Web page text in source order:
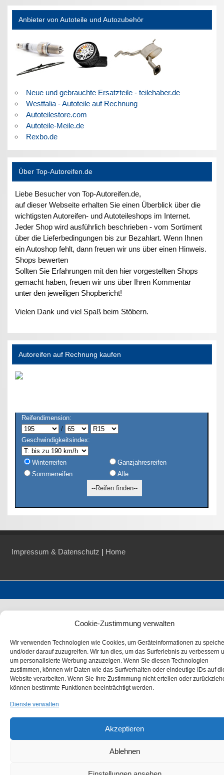
Cookie-Zustimmung verwalten
Wir verwenden Technologien wie Cookies, um Geräteinformationen zu
und/oder darauf zuzugreifen. Wir tun dies, um das Surferlebnis zu verbessern
um personalisierte Werbung anzuzeigen. Wenn Sie diesen Technologien
zustimmen, können wir Daten wie das Surfverhalten oder eindeutige IDs auf
Website verarbeiten. Wenn Sie Ihre Zustimmung nicht erteilen oder
können bestimmte Funktionen beeinträchtigt werden.
Dienste verwalten
Akzeptieren
Ablehnen
Anbieter von Autoteile und Autozubehör
Neue und gebrauchte Ersatzteile - teilehaber.de
Westfalia - Autoteile auf Rechnung
Autoteilestore.com
Autoteile-Meile.de
Rexbo.de
Über Top-Autoreifen.de
Liebe Besucher von Top-Autoreifen.de,
auf dieser Webseite erhalten Sie einen Überblick über die
wichtigsten Autoreifen- und Autoteileshops im Internet.
Jeder Shop wird ausführlich beschrieben - vom Sortiment
über die Lieferbedingungen bis zur Bezahlart. Wenn Ihnen
ein Autoshop fehlt, dann freuen wir uns über einen Hinweis.
Shops bewerten
Sollten Sie Erfahrungen mit den hier vorgestellten Shops
gemacht haben, freuen wir uns über Ihren Kommentar
unter den jeweiligen Shopbericht!
Vielen Dank und viel Spaß beim Stöbern.
Autoreifen auf Rechnung kaufen
Reifendimension:
/
Geschwindigkeitsindex:
Winterreifen
Ganzjahresreifen
Sommerreifen
Alle
Impressum & Datenschutz | Home